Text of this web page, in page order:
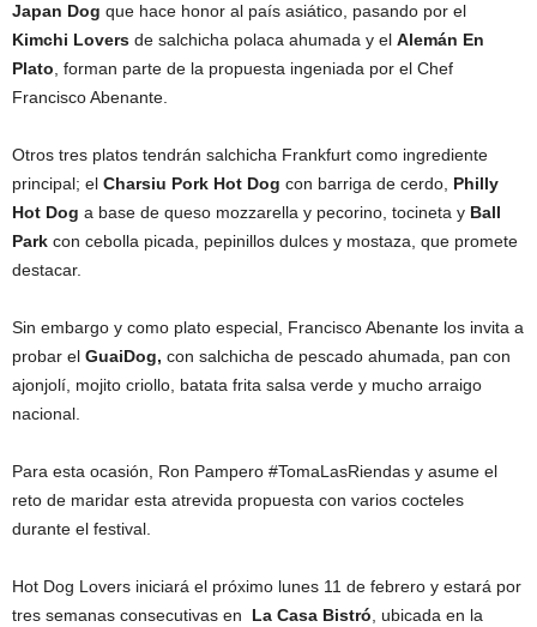
Japan Dog que hace honor al país asiático, pasando por el
Kimchi Lovers de salchicha polaca ahumada y el Alemán En
Plato, forman parte de la propuesta ingeniada por el Chef
Francisco Abenante.
Otros tres platos tendrán salchicha Frankfurt como ingrediente
principal; el Charsiu Pork Hot Dog con barriga de cerdo, Philly
Hot Dog a base de queso mozzarella y pecorino, tocineta y Ball
Park con cebolla picada, pepinillos dulces y mostaza, que promete
destacar.
Sin embargo y como plato especial, Francisco Abenante los invita a
probar el GuaiDog, con salchicha de pescado ahumada, pan con
ajonjolí, mojito criollo, batata frita salsa verde y mucho arraigo
nacional.
Para esta ocasión, Ron Pampero #TomaLasRiendas y asume el
reto de maridar esta atrevida propuesta con varios cocteles
durante el festival.
Hot Dog Lovers iniciará el próximo lunes 11 de febrero y estará por
tres semanas consecutivas en La Casa Bistró, ubicada en la